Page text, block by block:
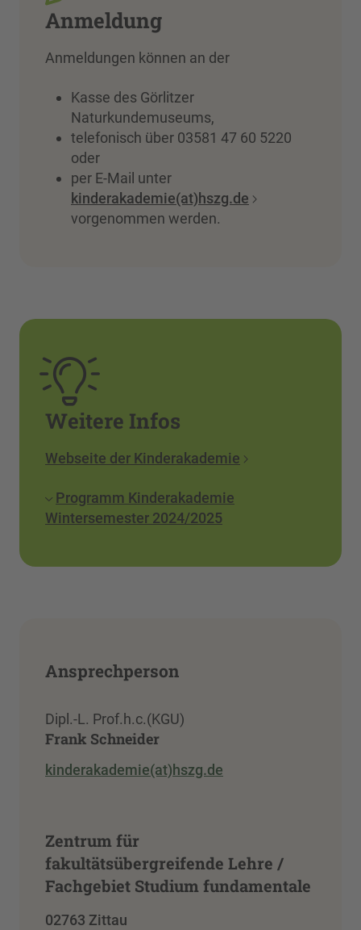
Anmeldung
Anmeldungen können an der
Kasse des Görlitzer
Naturkundemuseums,
telefonisch über 03581 47 60 5220
oder
per E-Mail unter
kinderakademie(at)hszg.de
vorgenommen werden.
Weitere Infos
Webseite der Kinderakademie
Programm Kinderakademie
Wintersemester 2024/2025
Ansprechperson
Dipl.-L. Prof.h.c.(KGU)
Frank Schneider
kinderakademie(at)hszg.de
Zentrum für
fakultätsübergreifende Lehre /
Fachgebiet Studium fundamentale
02763 Zittau